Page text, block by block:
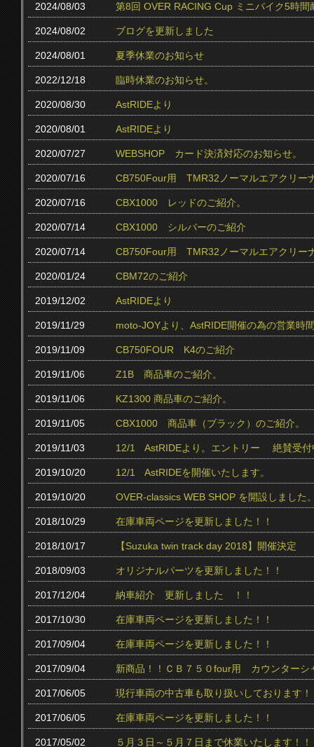
2024/08/03 第8回 OVER RACING Cup ミニバイク5時
2024/08/02 ブログを更新しました
2024/08/01 夏季休業のお知らせ
2022/12/18 臨時休業のお知らせ。
2020/08/30 AstRIDEより
2020/08/01 AstRIDEより
2020/07/27 WEBSHOP カード決済対応のお知らせ。
2020/07/16 CB750Four用 TMR32ノーマルエアクリー
2020/07/16 CBX1000 レッドのご紹介。
2020/07/14 CBX1000 シルバーのご紹介
2020/07/14 CB750Four用 TMR32ノーマルエアクリー
2020/01/24 CBM72のご紹介
2019/12/02 AstRIDEより
2019/11/29 moto-JOYより、AstRIDE開催の為の営業時
2019/11/09 CB750FOUR K4のご紹介
2019/11/06 Z1B 商品車のご紹介。
2019/11/06 KZ1300 商品車のご紹介。
2019/11/05 CBX1000 商品車（ブラック）のご紹介。
2019/11/03 12/1 AstRIDEより。エントリー 絶賛受付
2019/10/20 12/1 AstRIDEを開催いたします。
2019/10/20 OVER-classics WEB SHOP を開設しました
2018/10/29 在庫車両ページを更新しました！！
2018/10/17 【Suzuka twin track day 2018】開催決定
2018/09/03 オリジナルパーツを更新しました！！
2017/12/04 納車紹介 更新しました ！！
2017/10/30 在庫車両ページを更新しました！！
2017/09/04 在庫車両ページを更新しました！！
2017/09/04 新商品！！ＣＢ７５０four用 カウンター
2017/06/05 現行車両の中古車も取り扱いしております！
2017/06/05 在庫車両ページを更新しました！！
2017/05/02 ５月３日～５月７日まで休業いたします！！